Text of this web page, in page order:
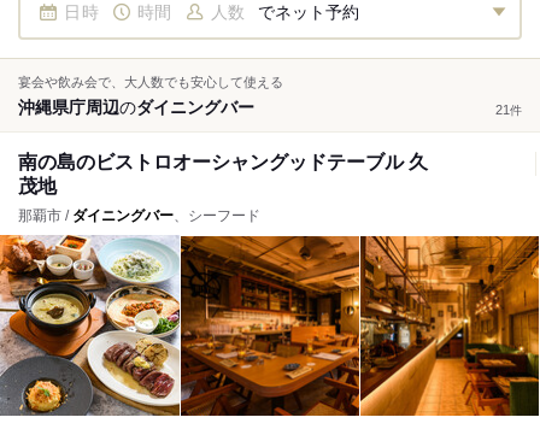
日時 時間 人数 でネット予約
宴会や飲み会で、大人数でも安心して使える
沖縄県庁周辺のダイニングバー 21 件
南の島のビストロオーシャングッドテーブル 久
茂地
那覇市 / ダイニングバー、シーフード